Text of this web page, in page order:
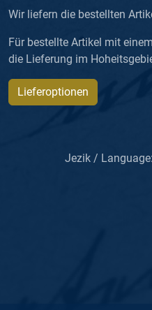
Wir liefern die bestellten
Für bestellte Artikel mit
die Lieferung im
Lieferoptionen
Jezik / Language: